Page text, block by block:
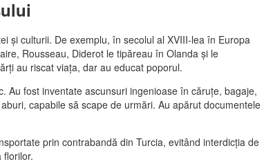
și culturii. De exemplu, în secolul al XVIII-lea în Europa
Rousseau, Diderot le tipăreau în Olanda și le
au riscat viața, dar au educat poporul.
Au fost inventate ascunsuri ingenioase în căruțe, bagaje,
capabile să scape de urmări. Au apărut documentele
prin contrabandă din Turcia, evitând interdicția de
florilor.